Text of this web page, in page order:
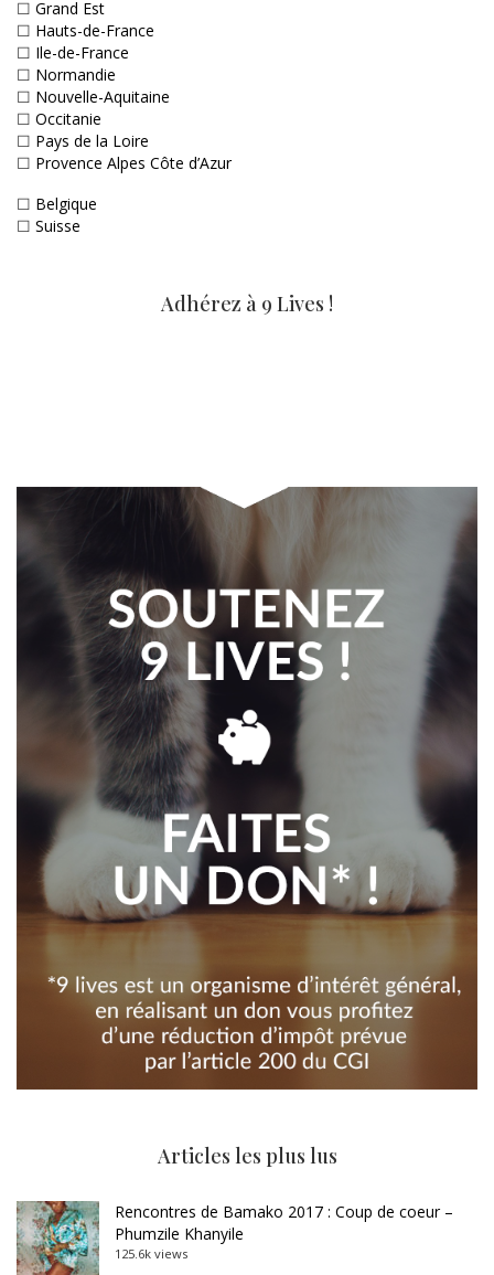
☐ Grand Est
☐ Hauts-de-France
☐ Ile-de-France
☐ Normandie
☐ Nouvelle-Aquitaine
☐ Occitanie
☐ Pays de la Loire
☐ Provence Alpes Côte d’Azur
☐ Belgique
☐ Suisse
Adhérez à 9 Lives !
Articles les plus lus
Rencontres de Bamako 2017 : Coup de coeur –
Phumzile Khanyile
125.6k views